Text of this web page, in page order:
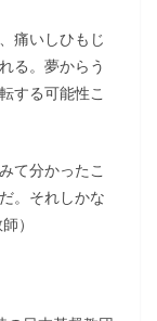
痛いしひもじ
る。夢からう
する可能性こ
て分かったこ
。それしかな
）